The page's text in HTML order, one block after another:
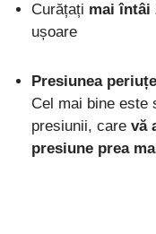
Curățați mai întâi
ușoare
Presiunea
Cel mai bine este
presiunii, care vă
presiune prea